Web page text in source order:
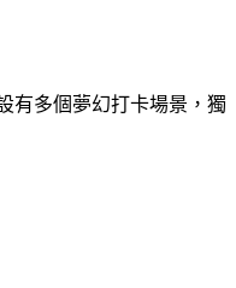
有多個夢幻打卡場景，獨